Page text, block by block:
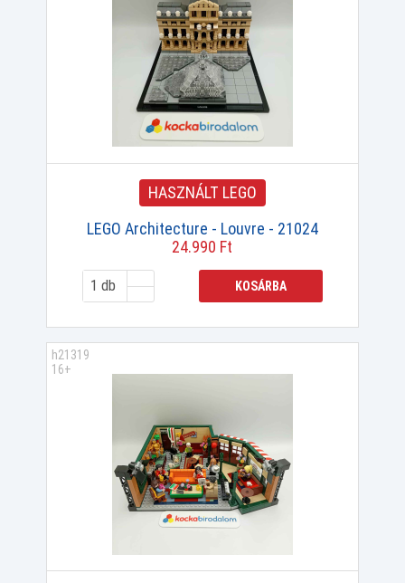
HASZNÁLT LEGO
LEGO Architecture - Louvre - 21024
24.990 Ft
KOSÁRBA
h21319
16+